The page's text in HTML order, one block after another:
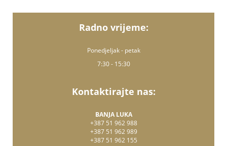
Radno vrijeme:
Ponedjeljak - petak
7:30 - 15:30
Kontaktirajte nas:
BANJA LUKA
+387 51 962 988
+387 51 962 989
+387 51 962 155